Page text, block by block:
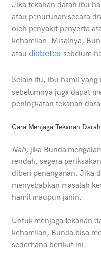
Jika tekanan darah ibu
atau penurunan secara
oleh penyakit penyerta
kehamilan. Misalnya,
atau diabetes sebelum
Selain itu, ibu hamil yang
sebelumnya juga dapat
peningkatan tekanan
Cara Menjaga Tekanan
Nah, jika Bunda
rendah, segera
diberi penanganan. Jika
menyebabkan masalah
hamil maupun janin.
Untuk menjaga tekanan
kehamilan, Bunda bisa
sederhana berikut ini: